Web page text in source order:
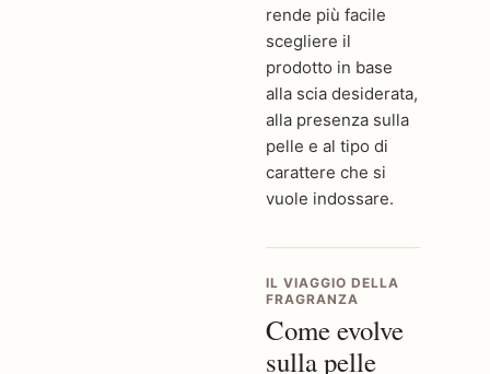
rende più facile
scegliere il
prodotto in base
alla scia desiderata,
alla presenza sulla
pelle e al tipo di
carattere che si
vuole indossare.
IL VIAGGIO DELLA
FRAGRANZA
Come evolve
sulla pelle